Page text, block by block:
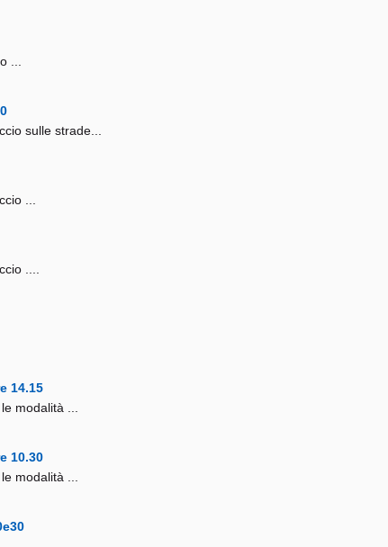
...
sulle strade...
...
....
14.15
modalità ...
10.30
modalità ...